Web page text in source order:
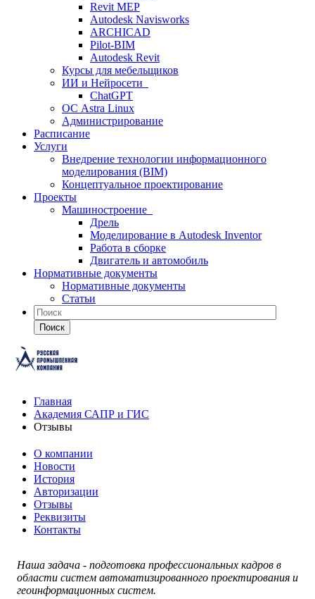
Revit MEP
Autodesk Navisworks
ARCHICAD
Pilot-BIM
Autodesk Revit
Курсы для мебельщиков
ИИ и Нейросети
ChatGPT
ОС Astra Linux
Администрирование
Расписание
Услуги
Внедрение технологии информационного
моделирования (BIM)
Концептуальное проектирование
Проекты
Машиностроение
Дрель
Моделирование в Autodesk Inventor
Работа в сборке
Двигатель и автомобиль
Нормативные документы
Нормативные документы
Статьи
Поиск
Главная
Академия САПР и ГИС
Отзывы
О компании
Новости
История
Авторизации
Отзывы
Реквизиты
Контакты
Наша задача - подготовка профессиональных кадров в
области систем автоматизированного проектирования и
геоинформационных систем.